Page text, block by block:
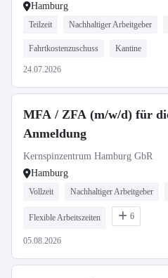
Hamburg
Teilzeit Nachhaltiger Arbeitgeber
Fahrtkostenzuschuss Kantine
24.07.2026
MFA / ZFA (m/w/d) für
Anmeldung
Kernspinzentrum Hamburg GbR
Hamburg
Vollzeit Nachhaltiger Arbeitgeber
Flexible Arbeitszeiten 6
05.08.2026